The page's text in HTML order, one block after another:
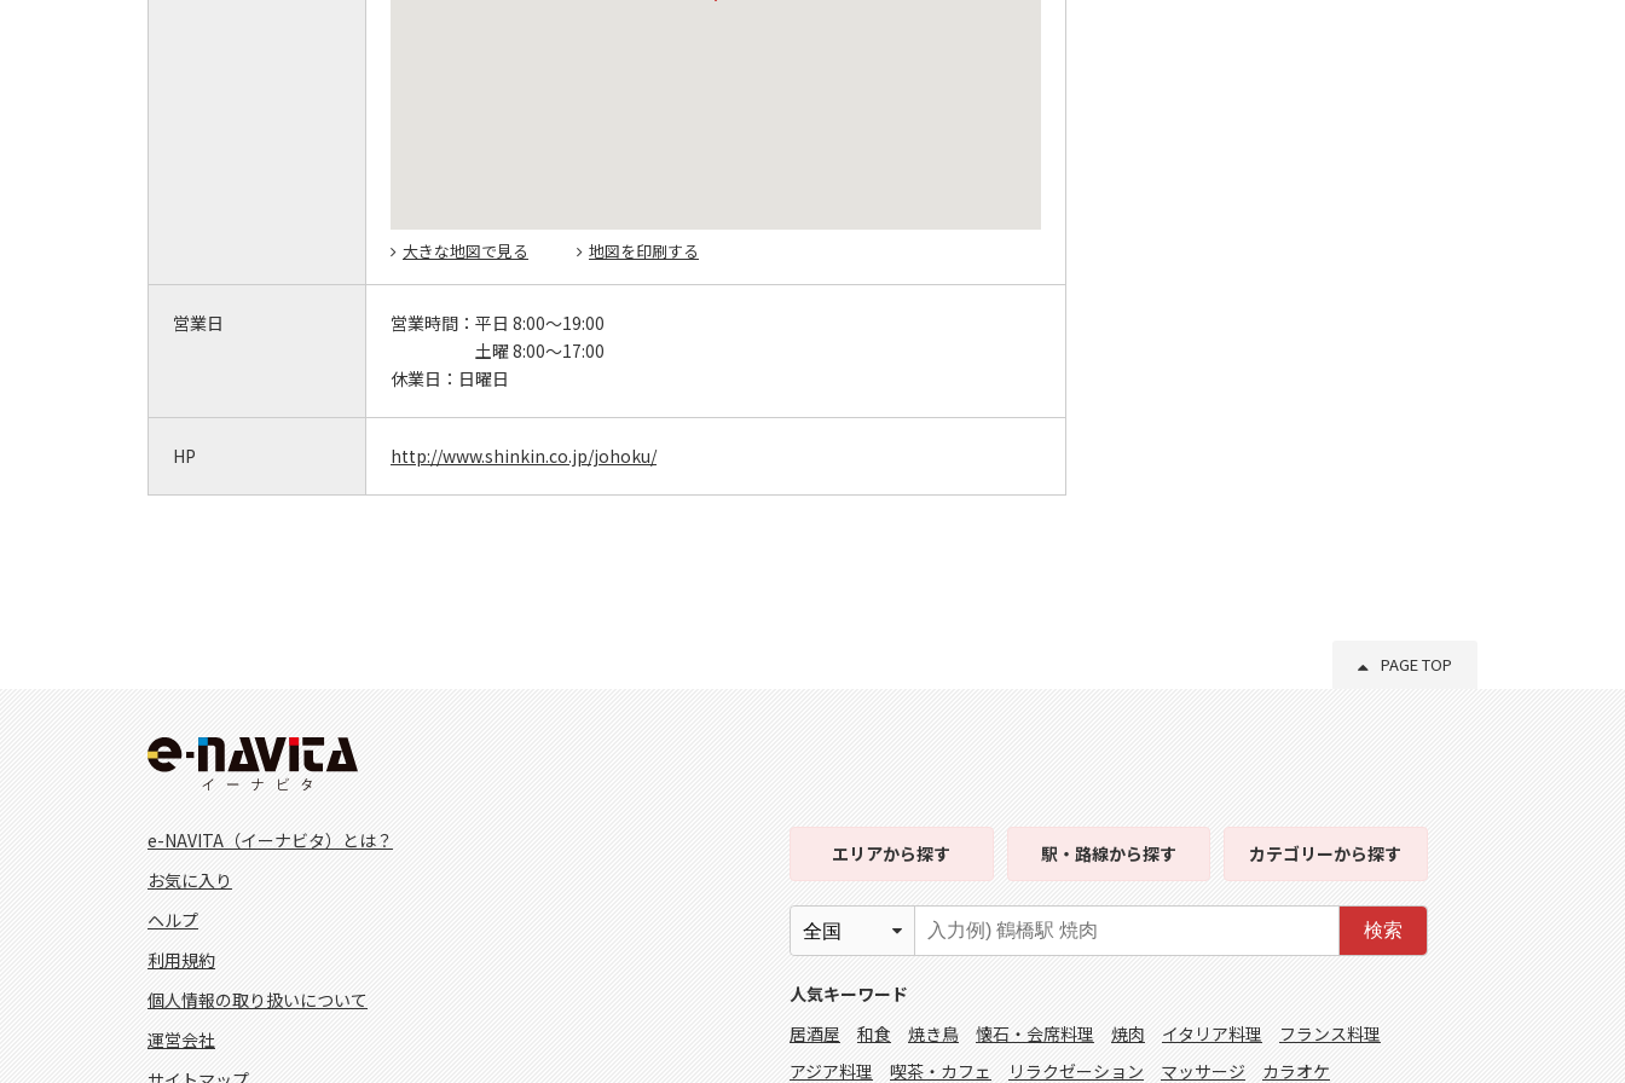
大きな地図で見る 地図を印刷する
営業日 営業時間： 平日 8:00～19:00
土曜 8:00～17:00
休業日： 日曜日
HP http://www.shinkin.co.jp/johoku/
PAGE TOP
e-NAVITA（イーナビタ）とは？
お気に入り
ヘルプ
利用規約
個人情報の取り扱いについて
運営会社
エリアから探す 駅・路線から探す カテゴリーから探す
検索
人気キーワード
居酒屋
和食 焼き鳥 懐石・会席料理 焼肉 イタリア料理
フランス料理
アジア料理
喫茶・カフェ リラクゼーション マッサージ カラオケ